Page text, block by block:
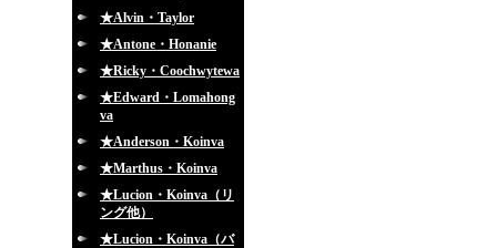
★Alvin・Taylor
★Antone・Honanie
★Ricky・Coochwytewa
★Edward・Lomahong
va
★Anderson・Koinva
★Marthus・Koinva
★Lucion・Koinva（リ
ング他）
★Lucion・Koinva（バ